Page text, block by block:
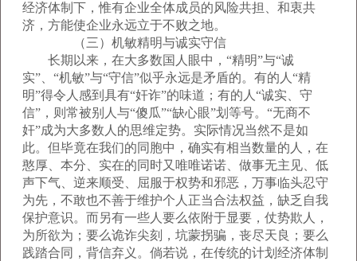
经济体制下，惟有企业全体成员的风险共担、和衷共
济，方能使企业永远立于不败之地。
（三）机敏精明与诚实守信
长期以来，在大多数国人眼中，“精明”与“诚
实”、“机敏”与“守信”似乎永远是矛盾的。有的人“精
明”得令人感到具有“奸诈”的味道；有的人“诚实、守
信”，则常被别人与“傻瓜”“缺心眼”划等号。“无商不
奸”成为大多数人的思维定势。实际情况当然不是如
此。但毕竟在我们的同胞中，确实有相当数量的人，在
憨厚、本分、实在的同时又唯唯诺诺、做事无主见、低
声下气、逆来顺受、屈服于权势和邪恶，万事临头忍守
为先，不敢也不善于维护个人正当合法权益，缺乏自我
保护意识。而另有一些人要么依附于显要，仗势欺人，
为所欲为；要么诡诈尖刻，坑蒙拐骗，丧尽天良；要么
践踏合同，背信弃义。倘若说，在传统的计划经济体制